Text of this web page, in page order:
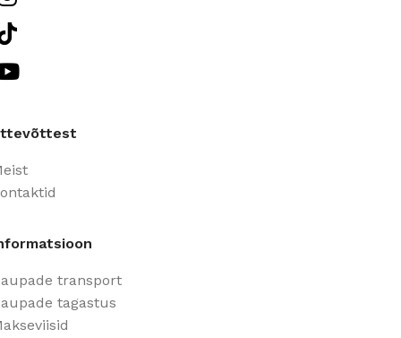
transport
tagastus